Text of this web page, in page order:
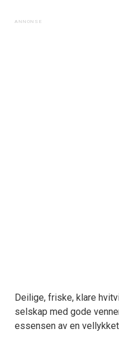
Deilige, friske, klare
selskap med gode
essensen av en